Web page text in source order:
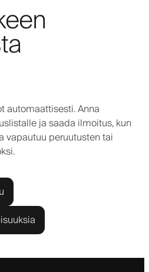
automaattisesti. Anna
ja saada ilmoitus, kun
vapautuu peruutusten tai